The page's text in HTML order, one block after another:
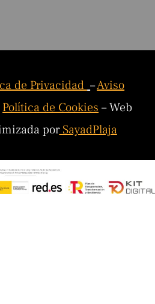
de Privacidad–Aviso
Política de Cookies– Web
porSayadPlaja